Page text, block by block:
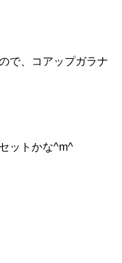
で、コアップガラナ
ットかな^m^